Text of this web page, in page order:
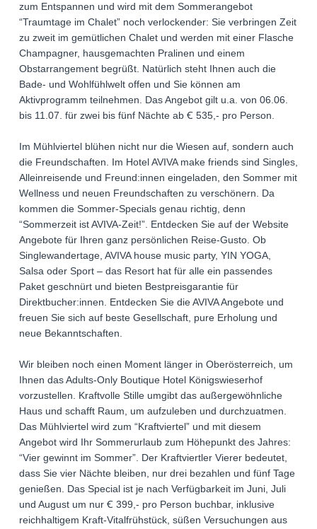
zum Entspannen und wird mit dem Sommerangebot
“Traumtage im Chalet” noch verlockender: Sie verbringen Zeit
zu zweit im gemütlichen Chalet und werden mit einer Flasche
Champagner, hausgemachten Pralinen und einem
Obstarrangement begrüßt. Natürlich steht Ihnen auch die
Bade- und Wohlfühlwelt offen und Sie können am
Aktivprogramm teilnehmen. Das Angebot gilt u.a. von 06.06.
bis 11.07. für zwei bis fünf Nächte ab Ꞓ 535,- pro Person.
Im Mühlviertel blühen nicht nur die Wiesen auf, sondern auch
die Freundschaften. Im Hotel AVIVA make friends sind Singles,
Alleinreisende und Freund:innen eingeladen, den Sommer mit
Wellness und neuen Freundschaften zu verschönern. Da
kommen die Sommer-Specials genau richtig, denn
“Sommerzeit ist AVIVA-Zeit!”. Entdecken Sie auf der Website
Angebote für Ihren ganz persönlichen Reise-Gusto. Ob
Singlewandertage, AVIVA house music party, YIN YOGA,
Salsa oder Sport – das Resort hat für alle ein passendes
Paket geschnürt und bieten Bestpreisgarantie für
Direktbucher:innen. Entdecken Sie die AVIVA Angebote und
freuen Sie sich auf beste Gesellschaft, pure Erholung und
neue Bekanntschaften.
Wir bleiben noch einen Moment länger in Oberösterreich, um
Ihnen das Adults-Only Boutique Hotel Königswieserhof
vorzustellen. Kraftvolle Stille umgibt das außergewöhnliche
Haus und schafft Raum, um aufzuleben und durchzuatmen.
Das Mühlviertel wird zum “Kraftviertel” und mit diesem
Angebot wird Ihr Sommerurlaub zum Höhepunkt des Jahres:
“Vier gewinnt im Sommer”. Der Kraftviertler Vierer bedeutet,
dass Sie vier Nächte bleiben, nur drei bezahlen und fünf Tage
genießen. Das Special ist je nach Verfügbarkeit im Juni, Juli
und August um nur Ꞓ 399,- pro Person buchbar, inklusive
reichhaltigem Kraft-Vitalfrühstück, süßen Versuchungen aus